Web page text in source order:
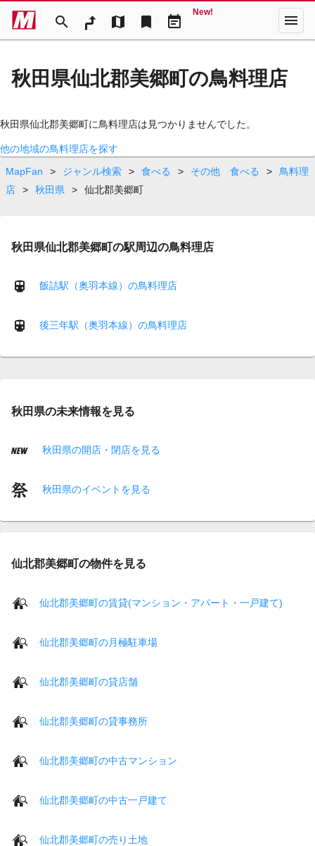
search map bookmark event_note
New! menu
秋田県仙北郡美郷町の鳥料理店
秋田県仙北郡美郷町に鳥料理店は見つかりませんでした。
他の地域の鳥料理店を探す
MapFan
> ジャンル検索 > 食べる > その他 食べる >
鳥料理
店
> 秋田県 > 仙北郡美郷町
秋田県仙北郡美郷町の駅周辺の鳥料理店
飯詰駅（奥羽本線）の鳥料理店
後三年駅（奥羽本線）の鳥料理店
秋田県の未来情報を見る
秋田県の開店・閉店を見る
秋田県のイベントを見る
仙北郡美郷町の物件を見る
仙北郡美郷町の賃貸(マンション・アパート・一戸建て)
仙北郡美郷町の月極駐車場
仙北郡美郷町の貸店舗
仙北郡美郷町の貸事務所
仙北郡美郷町の中古マンション
仙北郡美郷町の中古一戸建て
仙北郡美郷町の売り土地